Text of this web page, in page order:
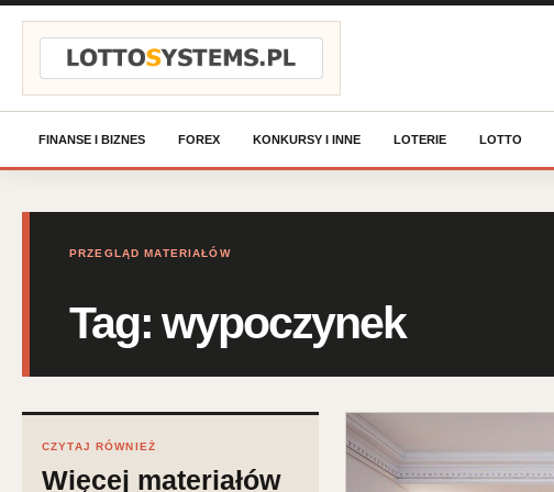
FINANSE I BIZNES FOREX KONKURSY I INNE LOTERIE LOTTO
PRZEGLĄD MATERIAŁÓW
Tag:wypoczynek
CZYTAJ RÓWNIEŻ
Więcej materiałów